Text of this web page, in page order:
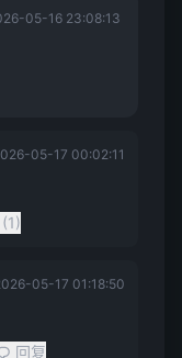
05-16 23:08:13
05-17 00:02:11
05-17 01:18:50
回复